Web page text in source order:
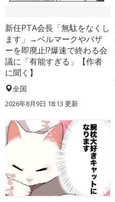
新任PTA会長「無駄をなくし
ます」→ベルマークやバザ
ーを即廃止!?爆速で終わる会
議に「有能すぎる」【作者
に聞く】
全国
2026年8月9日 18:13 更新